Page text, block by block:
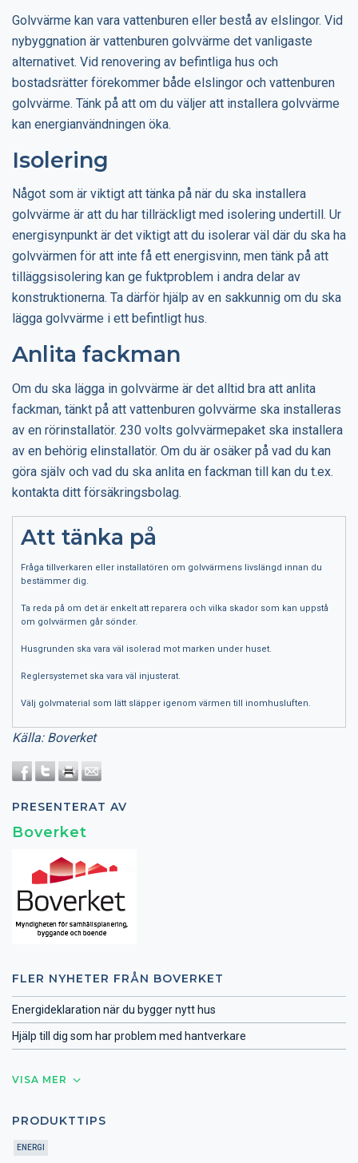
Golvvärme kan vara vattenburen eller bestå av elslingor. Vid
nybyggnation är vattenburen golvvärme det vanligaste
alternativet. Vid renovering av befintliga hus och
bostadsrätter förekommer både elslingor och vattenburen
golvvärme. Tänk på att om du väljer att installera golvvärme
kan energianvändningen öka.
Isolering
Något som är viktigt att tänka på när du ska installera
golvvärme är att du har tillräckligt med isolering undertill. Ur
energisynpunkt är det viktigt att du isolerar väl där du ska ha
golvvärmen för att inte få ett energisvinn, men tänk på att
tilläggsisolering kan ge fuktproblem i andra delar av
konstruktionerna. Ta därför hjälp av en sakkunnig om du ska
lägga golvvärme i ett befintligt hus.
Anlita fackman
Om du ska lägga in golvvärme är det alltid bra att anlita
fackman, tänkt på att vattenburen golvvärme ska installeras
av en rörinstallatör. 230 volts golvvärmepaket ska installera
av en behörig elinstallatör. Om du är osäker på vad du kan
göra själv och vad du ska anlita en fackman till kan du t.ex.
kontakta ditt försäkringsbolag.
Att tänka på
Fråga tillverkaren eller installatören om golvvärmens livslängd innan du
bestämmer dig.
Ta reda på om det är enkelt att reparera och vilka skador som kan uppstå
om golvvärmen går sönder.
Husgrunden ska vara väl isolerad mot marken under huset.
Reglersystemet ska vara väl injusterat.
Välj golvmaterial som lätt släpper igenom värmen till inomhusluften.
Källa: Boverket
PRESENTERAT AV
Boverket
FLER NYHETER FRÅN BOVERKET
Energideklaration när du bygger nytt hus
Hjälp till dig som har problem med hantverkare
VISA MER
PRODUKTTIPS
ENERGI